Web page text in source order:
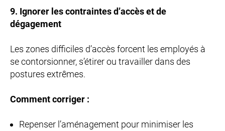
9. Ignorer les contraintes d’accès et de
dégagement
Les zones difficiles d’accès forcent les employés à
se contorsionner, s’étirer ou travailler dans des
postures extrêmes.
Comment corriger :
Repenser l’aménagement pour minimiser les